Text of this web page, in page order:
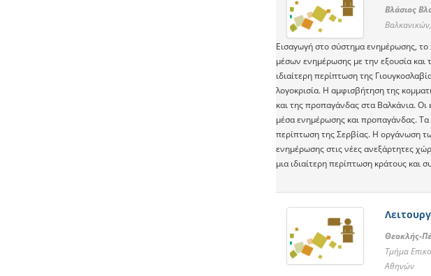
Βλάσιος
Εισαγωγή στο σύστημα ενημέρωσης, το
μέσων ενημέρωσης με την εξουσία και
ιδιαίτερη περίπτωση της
λογοκρισία. Η αμφισβήτηση της
και της προπαγάνδας στα Βαλκάνια.
μέσα ενημέρωσης και προπαγάνδας. Τα
περίπτωση της Σερβίας. Η οργάνωση
ενημέρωσης στις νέες ανεξάρτητες
μια ιδιαίτερη περίπτωση κράτους
Θεοκλής-
Τμήμα
Αθηνών